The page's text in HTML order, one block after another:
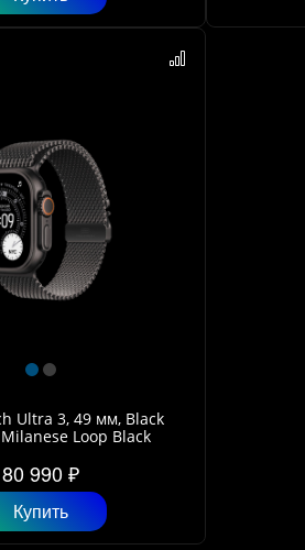
Ultra 3, 49 мм, Black
Loop Black
80 990 ₽
Купить